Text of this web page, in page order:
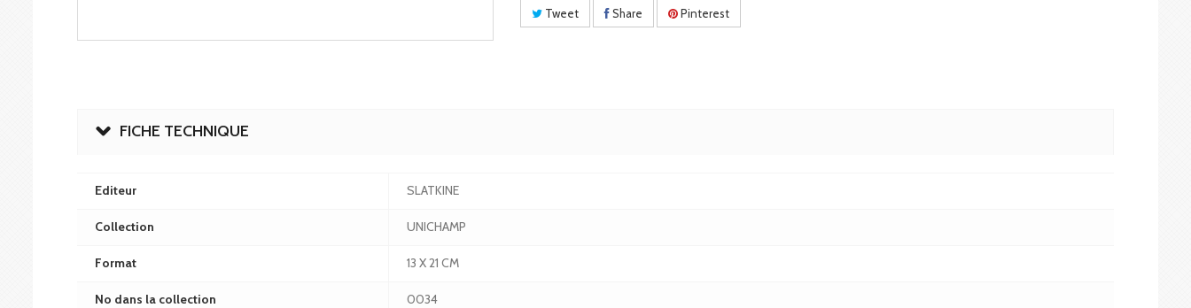
Tweet Share Pinterest
FICHE TECHNIQUE
Editeur SLATKINE
Collection UNICHAMP
Format 13 X 21 CM
No dans la collection 0034